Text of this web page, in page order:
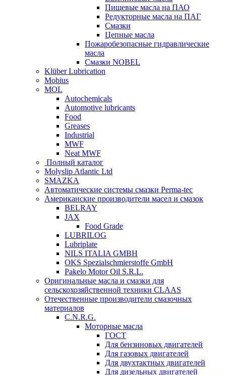
Пищевые масла на ПАО
Редукторные масла на ПАГ
Смазки
Цепные масла
Пожаробезопасные гидравлические
масла
Смазки NOBEL
Klüber Lubrication
Mobius
MOL
Autochemicals
Automotive lubricants
Food
Greases
Industrial
MWF
Neat MWF
Полный каталог
Molyslip Atlantic Ltd
SMAZKA
Автоматические системы смазки Perma-tec
Американские производители масел и смазок
BELRAY
JAX
Food Grade
LUBRILOG
Lubriplate
NILS ITALIA GMBH
OKS Spezialschmierstoffe GmbH
Pakelo Motor Oil S.R.L.
Оригинальные масла и смазки для
сельскохозяйственной техники CLAAS
Отечественные производители смазочных
материалов
C.N.R.G.
Моторные масла
ГОСТ
Для бензиновых двигателей
Для газовых двигателей
Для двухтактных двигателей
Для дизельных двигателей